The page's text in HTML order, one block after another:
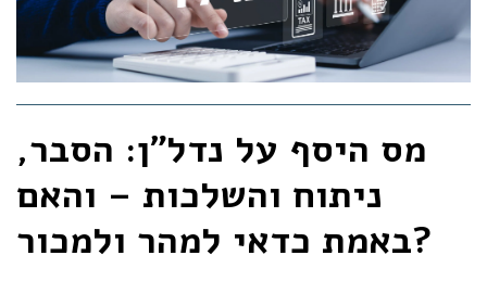
מס היסף על נדל"ן: הסבר,
ניתוח והשלכות – והאם
באמת כדאי למהר ולמכור?